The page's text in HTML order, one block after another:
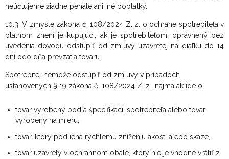
neúčtujeme žiadne penále ani iné poplatky.
10.3.V zmysle zákona č. 108/2024 Z. z. o ochrane spotrebiteľa v
platnom znení je kupujúci, ak je spotrebiteľom, oprávnený bez
uvedenia dôvodu odstúpiť od zmluvy uzavretej na diaľku do 14
dní odo dňa prevzatia tovaru.
Spotrebiteľ nemôže odstúpiť od zmluvy v prípadoch
ustanovených § 19 zákona č. 108/2024 Z. z., najmä ak ide o:
tovar vyrobený podľa špecifikácií spotrebiteľa alebo tovar
vyrobený na mieru,
tovar, ktorý podlieha rýchlemu zníženiu akosti alebo skaze,
tovar uzavretý v ochrannom obale, ktorý nie je vhodné vrátiť z